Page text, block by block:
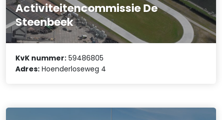
Activiteitencommissie De
Steenbeek
KvK nummer: 59486805
Adres: Hoenderloseweg 4